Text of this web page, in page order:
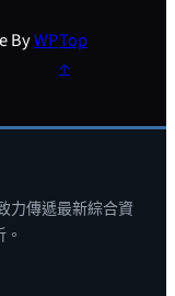
ByWPTop
↑
力傳遞最新綜合資